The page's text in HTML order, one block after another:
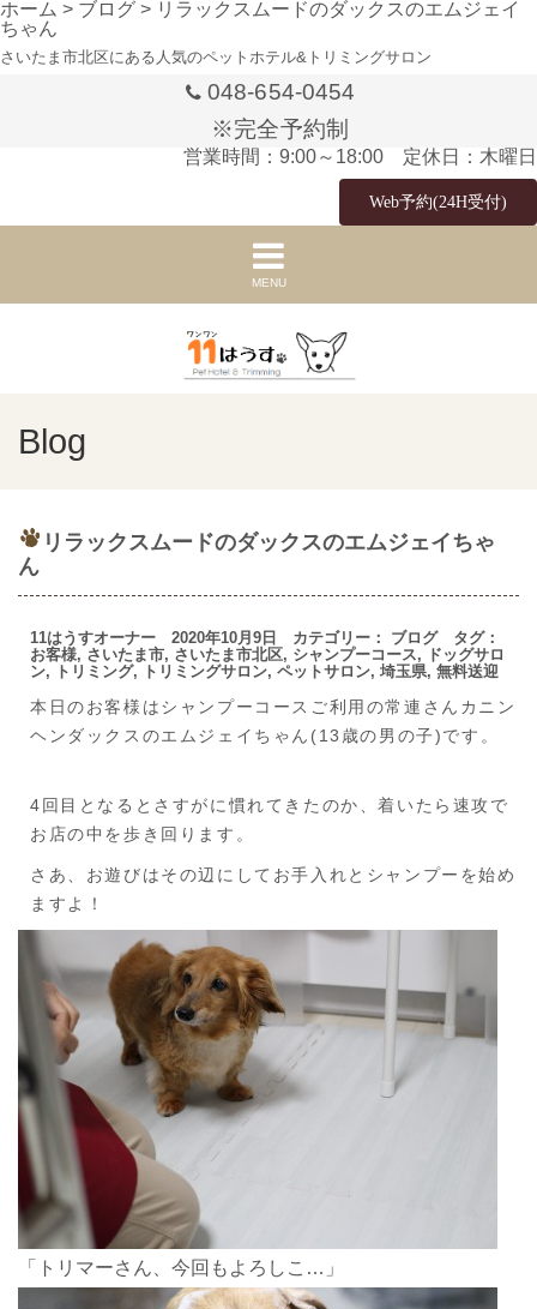
ホーム > ブログ > リラックスムードのダックスのエムジェイ
ちゃん
さいたま市北区にある人気のペットホテル&トリミングサロン
048-654-0454
※完全予約制
営業時間：9:00～18:00 定休日：木曜日
Web予約(24H受付)
MENU
Blog
リラックスムードのダックスのエムジェイちゃ
ん
11はうすオーナー 2020年10月9日 カテゴリー： ブログタグ：
お客様, さいたま市, さいたま市北区, シャンプーコース,
ドッグサロ
ン, トリミング, トリミングサロン, ペットサロン, 埼玉県, 無料送迎
本日のお客様はシャンプーコースご利用の常連さんカニン
ヘンダックスのエムジェイちゃん(13歳の男の子)です。
4回目となるとさすがに慣れてきたのか、着いたら速攻で
お店の中を歩き回ります。
さあ、お遊びはその辺にしてお手入れとシャンプーを始め
ますよ！
「トリマーさん、今回もよろしこ…」